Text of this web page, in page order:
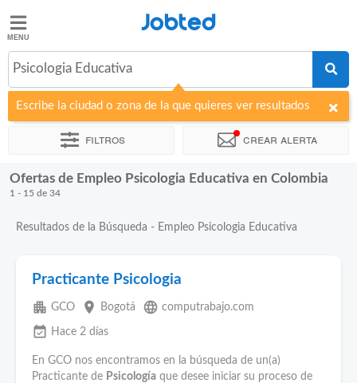
Jobted
Ofertas
de
empleo
Salarios
Jobted
Psicologia Educativa
Escribe la ciudad o zona de la que quieres ver resultados
Filtros Crear alerta
Ordenar por Empresa Agencia de empleo
Ofertas de Empleo Psicologia Educativa en Colombia
1 - 15 de 34
Resultados de la Búsqueda - Empleo Psicologia Educativa
Practicante Psicologia
apartment GCO place Bogotá language computrabajo.com
event_available Hace 2 días
En GCO nos encontramos en la búsqueda de un(a)
Practicante de Psicología que desee iniciar su proceso de